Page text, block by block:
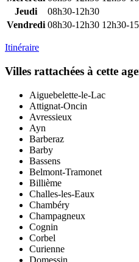
Jeudi
08h30-12h30
Vendredi 08h30-12h30 12h30-
Itinéraire
Villes rattachées à cette
Aiguebelette-le-Lac
Attignat-Oncin
Avressieux
Ayn
Barberaz
Barby
Bassens
Belmont-Tramonet
Billième
Challes-les-Eaux
Chambéry
Champagneux
Cognin
Corbel
Curienne
Domessin